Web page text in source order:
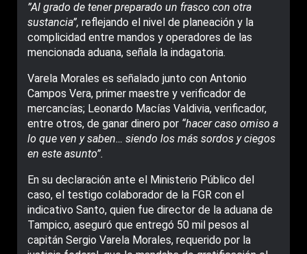
”Al grado de tener preparado un frasco con otra
sustancia”, reflejando el nivel de planeación y la
complicidad entre mandos y operadores de las
mencionada aduana, señala la indagatoria.
Varela Morales es señalado junto con Antonio
Campos Vera, primer maestre y verificador de
mercancías; Leonardo Macías Valdivia, verificador,
entre otros, de ganar dinero por “hacer caso omiso a
lo que ven y saben… siendo los más sordos y ciegos
en este asunto”.
En su declaración ante el Ministerio Público del
caso, el testigo colaborador de la FGR con el
indicativo Santo, quien fue director de la aduana de
Tampico, aseguró que entregó 50 mil pesos al
capitán Sergio Varela Morales, requerido por la